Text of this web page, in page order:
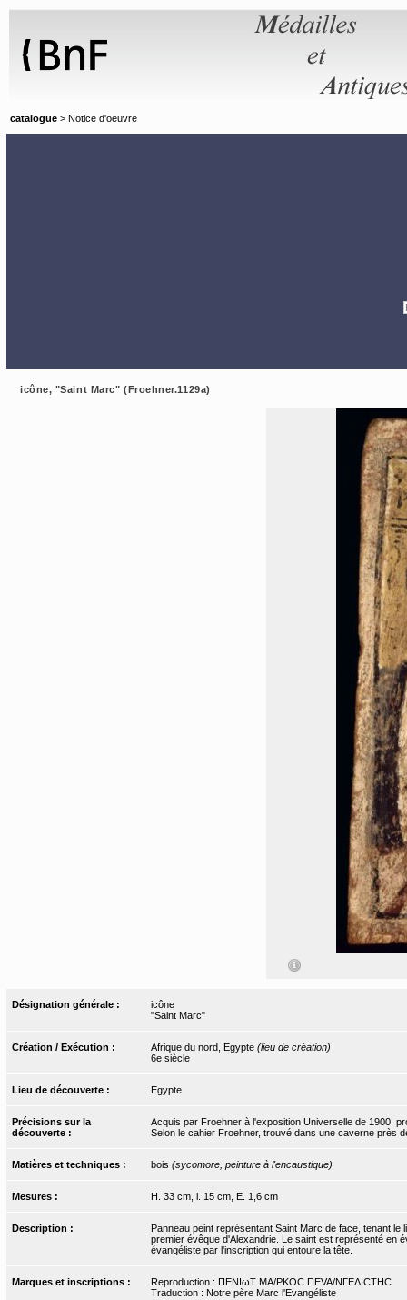
catalogue > Notice d'oeuvre
icône, "Saint Marc" (Froehner.1129a)
Désignation générale :
icône
"Saint Marc"
Création / Exécution : Afrique du nord, Egypte (lieu de création)
6e siècle
Lieu de découverte : Egypte
Précisions sur la
découverte :
Acquis par Froehner à l'exposition Universelle de 1900,
Selon le cahier Froehner, trouvé dans une caverne près
Matières et techniques : bois (sycomore, peinture à l'encaustique)
Mesures : H. 33 cm, l. 15 cm, E. 1,6 cm
Description :
Panneau peint représentant Saint Marc de face, tenant
premier évêque d'Alexandrie. Le saint est représenté en
évangéliste par l'inscription qui entoure la tête.
Marques et inscriptions :
Reproduction : ΠΕΝΙωΤ ΜΑ/ΡΚΟC ΠΕVA/NΓEΛICTHC
Traduction : Notre père Marc l'Evangéliste